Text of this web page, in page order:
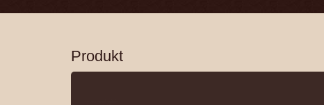
Produkt